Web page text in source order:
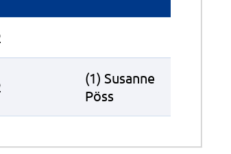
(1) Susanne
Pöss